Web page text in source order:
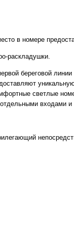
в номере
раскладушки.
береговой
светлые
входами и